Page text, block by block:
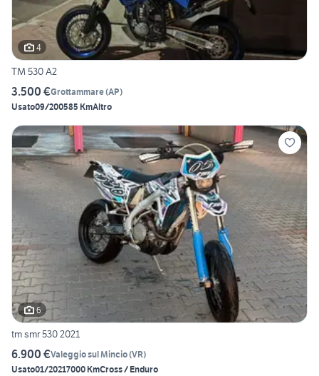
4
TM 530 A2
3.500 €Grottammare(AP)
Usato09/200585 KmAltro
6
tm smr 530 2021
6.900 €Valeggio sul Mincio(VR)
Usato01/20217000 KmCross / Enduro